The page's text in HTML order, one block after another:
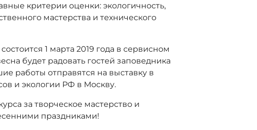
критерии оценки: экологичность,
мастерства и технического
1 марта 2019 года в сервисном
будет радовать гостей заповедника
работы отправятся на выставку в
и экологии РФ в Москву.
за творческое мастерство и
праздниками!